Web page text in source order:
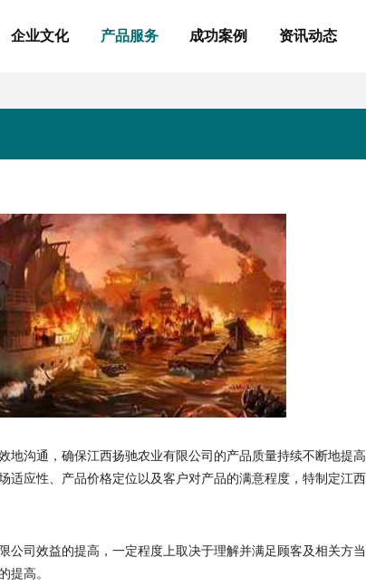
企业文化 产品服务 成功案例 资讯动态
沟通，确保江西扬驰农业有限公司的产品质量持续不断地提
应性、产品价格定位以及客户对产品的满意程度，特制定江
公司效益的提高，一定程度上取决于理解并满足顾客及相关方
提高。